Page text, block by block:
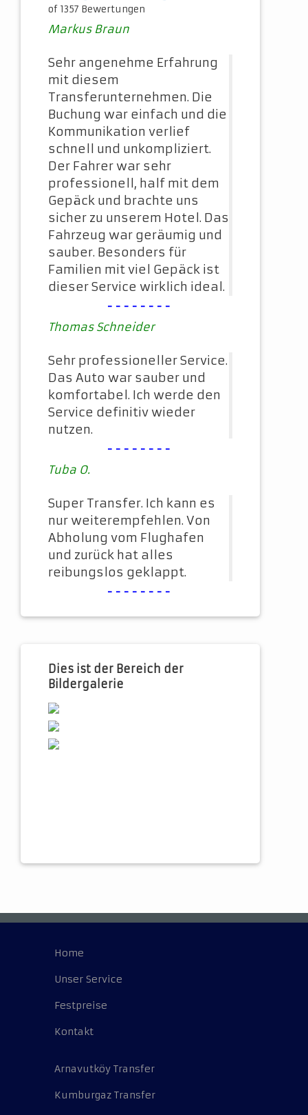
of 1357 Bewertungen
Markus Braun
Sehr angenehme Erfahrung
mit diesem
Transferunternehmen. Die
Buchung war einfach und die
Kommunikation verlief
schnell und unkompliziert.
Der Fahrer war sehr
professionell, half mit dem
Gepäck und brachte uns
sicher zu unserem Hotel. Das
Fahrzeug war geräumig und
sauber. Besonders für
Familien mit viel Gepäck ist
dieser Service wirklich ideal.
--------
Thomas Schneider
Sehr professioneller Service.
Das Auto war sauber und
komfortabel. Ich werde den
Service definitiv wieder
nutzen.
--------
Tuba O.
Super Transfer. Ich kann es
nur weiterempfehlen. Von
Abholung vom Flughafen
und zurück hat alles
reibungslos geklappt.
--------
Dies ist der Bereich der
Bildergalerie
Home
Unser Service
Festpreise
Kontakt
Arnavutköy Transfer
Kumburgaz Transfer